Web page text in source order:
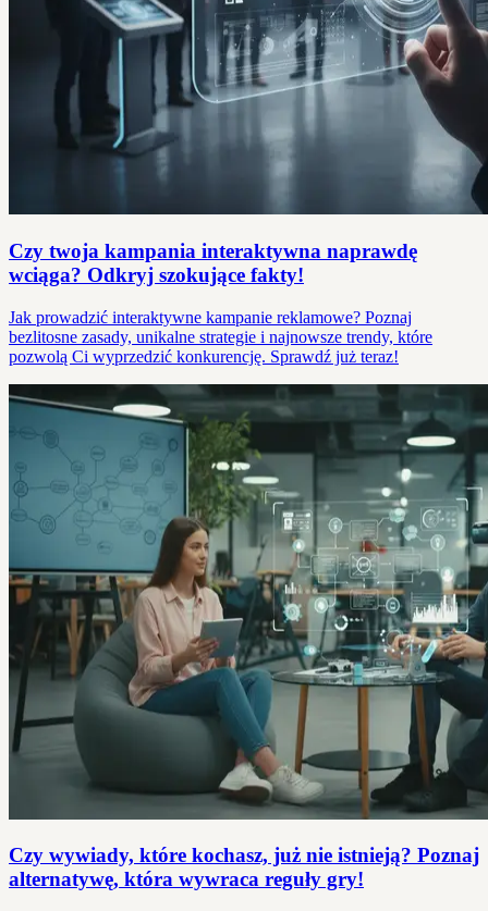
Czy twoja kampania interaktywna naprawdę
wciąga? Odkryj szokujące fakty!
Jak prowadzić interaktywne kampanie reklamowe? Poznaj
bezlitosne zasady, unikalne strategie i najnowsze trendy, które
pozwolą Ci wyprzedzić konkurencję. Sprawdź już teraz!
Czy wywiady, które kochasz, już nie istnieją? Poznaj
alternatywę, która wywraca reguły gry!